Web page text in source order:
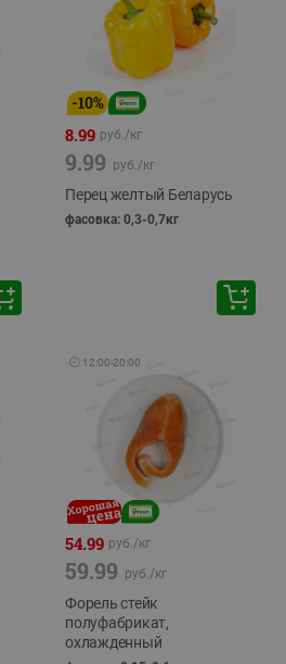
-10%
8.99 руб./кг
9.99 руб./кг
Перец желтый Беларусь
фасовка: 0,3-0,7кг
🕘 12:00-20:00
54.99 руб./кг
59.99 руб./кг
Форель стейк
полуфабрикат,
охлажденный